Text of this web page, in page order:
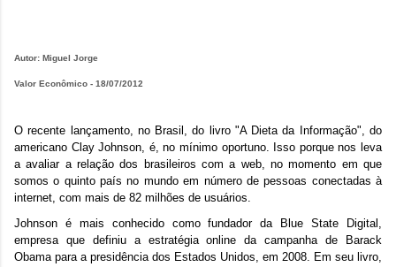
Autor: Miguel Jorge
Valor Econômico - 18/07/2012
O recente lançamento, no Brasil, do livro "A Dieta da Informação", do
americano Clay Johnson, é, no mínimo oportuno. Isso porque nos leva
a avaliar a relação dos brasileiros com a web, no momento em que
somos o quinto país no mundo em número de pessoas conectadas à
internet, com mais de 82 milhões de usuários.
Johnson é mais conhecido como fundador da Blue State Digital,
empresa que definiu a estratégia online da campanha de Barack
Obama para a presidência dos Estados Unidos, em 2008. Em seu livro,